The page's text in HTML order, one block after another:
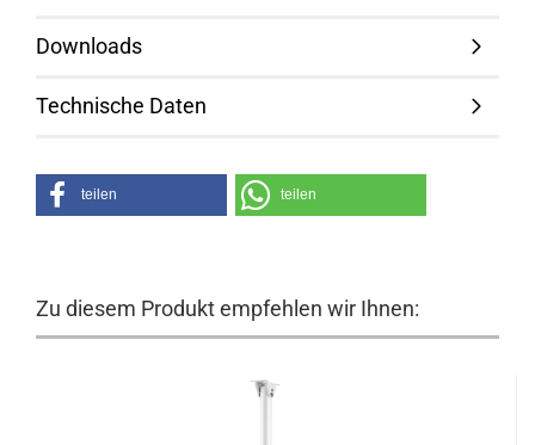
Downloads
Technische Daten
teilen teilen
Zu diesem Produkt empfehlen wir Ihnen: